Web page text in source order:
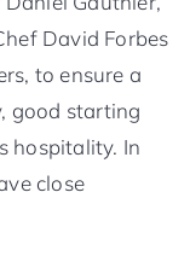
David Forbes
to ensure a
good starting
hospitality. In
close